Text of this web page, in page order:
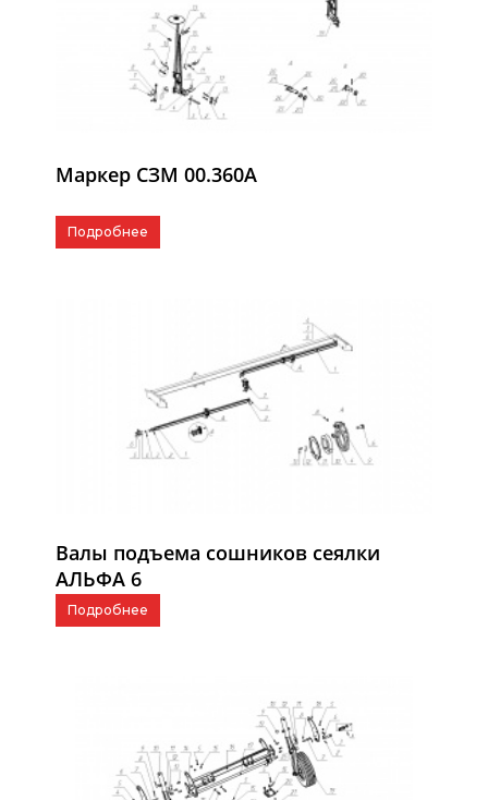
Маркер СЗМ 00.360А
Подробнее
Валы подъема сошников сеялки
АЛЬФА 6
Подробнее